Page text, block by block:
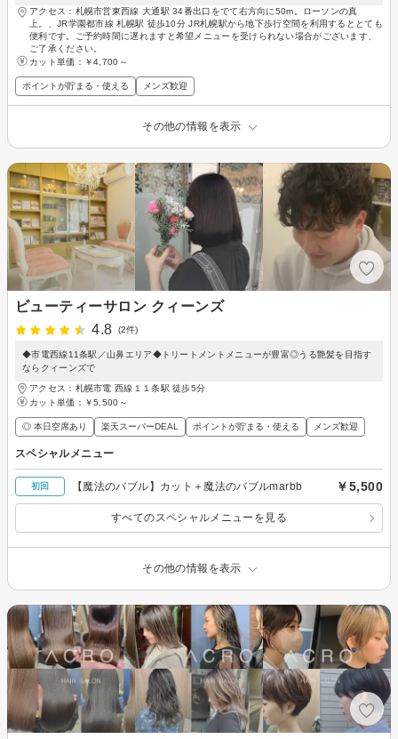
アクセス：札幌市営東西線 大通駅 34番出口をでて右方向に50m。ローソンの真
上。、JR学園都市線 札幌駅 徒歩10分 JR札幌駅から地下歩行空間を利用するととても
便利です。ご予約時間に遅れますと希望メニューを受けられない場合がございます、
ご了承ください。
カット単価： ￥4,700～
ポイントが貯まる・使える メンズ歓迎
その他の情報を表示
ビューティーサロン クィーンズ
4.8
(2件)
◆市電西線11条駅／山鼻エリア◆トリートメントメニューが豊富◎うる艶髪を目指す
ならクィーンズで
アクセス：札幌市電 西線１１条駅 徒歩5分
カット単価： ￥5,500～
◎ 本日空席あり 楽天スーパーDEAL ポイントが貯まる・使える メンズ歓迎
スペシャルメニュー
初回 【魔法のバブル】カット＋魔法のバブルmarbb ￥5,500
すべてのスペシャルメニューを見る
その他の情報を表示